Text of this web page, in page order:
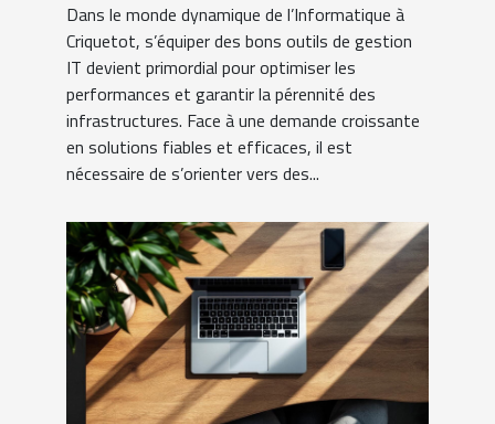
Dans le monde dynamique de l’Informatique à
Criquetot, s’équiper des bons outils de gestion
IT devient primordial pour optimiser les
performances et garantir la pérennité des
infrastructures. Face à une demande croissante
en solutions fiables et efficaces, il est
nécessaire de s’orienter vers des...